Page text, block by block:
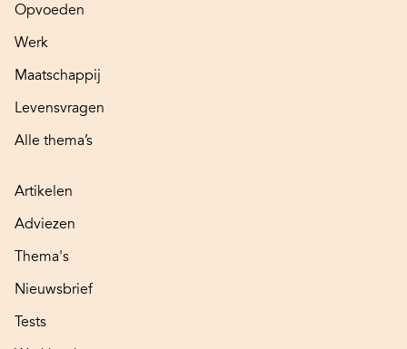
Opvoeden
Werk
Maatschappij
Levensvragen
Alle thema’s
Artikelen
Adviezen
Thema's
Nieuwsbrief
Tests